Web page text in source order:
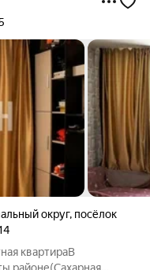
округ, посёлок
квартираВ